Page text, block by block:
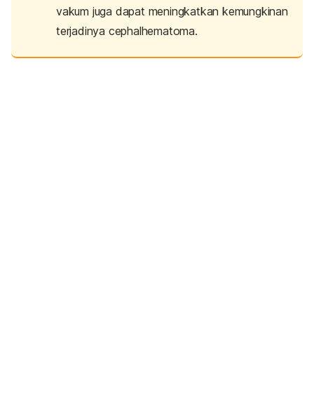
vakum juga dapat meningkatkan kemungkinan
terjadinya cephalhematoma.